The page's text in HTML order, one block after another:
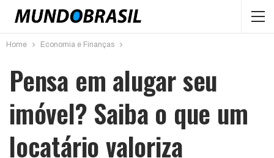
Home Economia e Finanças
Pensa em alugar seu
imóvel? Saiba o que um
locatário valoriza